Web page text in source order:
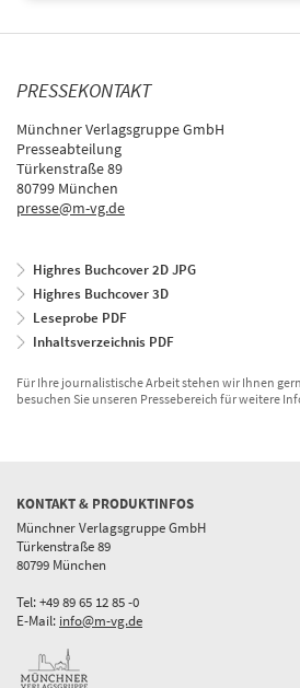
PRESSEKONTAKT
Münchner Verlagsgruppe GmbH
Presseabteilung
Türkenstraße 89
80799 München
presse@m-vg.de
Highres Buchcover 2D JPG
Highres Buchcover 3D
Leseprobe PDF
Inhaltsverzeichnis PDF
Für Ihre journalistische Arbeit stehen wir Ihnen
besuchen Sie unseren Pressebereich für weitere
KONTAKT & PRODUKTINFOS
Münchner Verlagsgruppe GmbH
Türkenstraße 89
80799 München
Tel: +49 89 65 12 85 -0
E-Mail: info@m-vg.de